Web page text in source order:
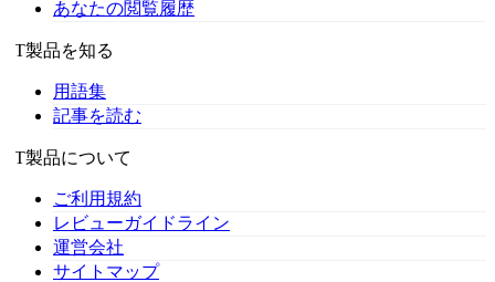
あなたの閲覧履歴
製品を知る
用語集
記事を読む
製品について
ご利用規約
レビューガイドライン
運営会社
サイトマップ